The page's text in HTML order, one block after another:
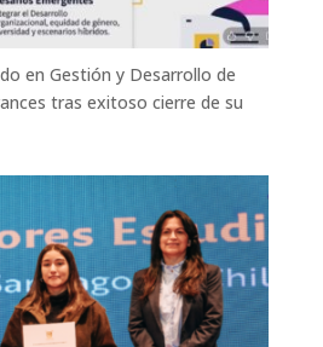
en Gestión y Desarrollo de
tras exitoso cierre de su